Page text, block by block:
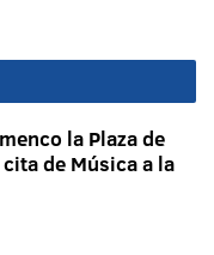
la Plaza de
de Música a la